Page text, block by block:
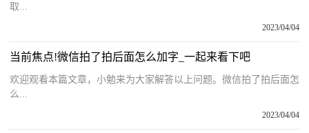
取...
2023/04/04
当前焦点!微信拍了拍后面怎么加字_一起来看下吧
欢迎观看本篇文章，小勉来为大家解答以上问题。微信拍了拍后面怎
么...
2023/04/04